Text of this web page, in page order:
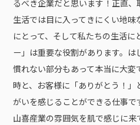
るべき企業だと思います！正直
生活では目に入ってきにくい地
にとって、そして私たちの生活
ー」は重要な役割があります。は
慣れない部分もあって本当に大
時と、お客様に「ありがとう！」
がいを感じることができる仕事で
山喜産業の雰囲気を肌で感じに